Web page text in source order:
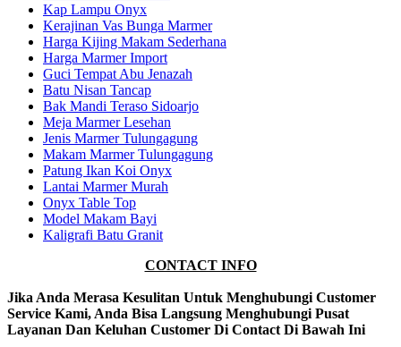
Kap Lampu Onyx
Kerajinan Vas Bunga Marmer
Harga Kijing Makam Sederhana
Harga Marmer Import
Guci Tempat Abu Jenazah
Batu Nisan Tancap
Bak Mandi Teraso Sidoarjo
Meja Marmer Lesehan
Jenis Marmer Tulungagung
Makam Marmer Tulungagung
Patung Ikan Koi Onyx
Lantai Marmer Murah
Onyx Table Top
Model Makam Bayi
Kaligrafi Batu Granit
CONTACT INFO
Jika Anda Merasa Kesulitan Untuk Menghubungi Customer
Service Kami, Anda Bisa Langsung Menghubungi Pusat
Layanan Dan Keluhan Customer Di Contact Di Bawah Ini